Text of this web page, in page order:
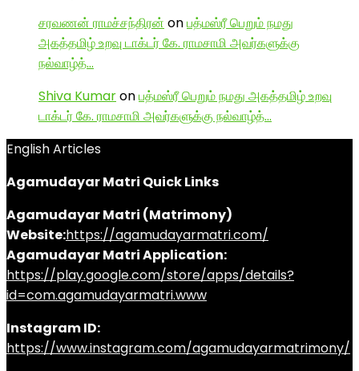
சரவணன் ராமச்சந்திரன் onபத்மஸ்ரீ பெறும் நமது
அகத்தமிழ் உறவு டாக்டர் கே. ராமசாமி அவர்களுக்கு
நல்வாழ்த்…
Shiva Kumaronபத்மஸ்ரீ பெறும் நமது அகத்தமிழ் உறவு
டாக்டர் கே. ராமசாமி அவர்களுக்கு நல்வாழ்த்…
English Articles
Agamudayar Matri Quick Links
Agamudayar Matri (Matrimony)
Website:https://agamudayarmatri.com/
Agamudayar Matri Application:
https://play.google.com/store/apps/details?
id=com.agamudayarmatri.www
Instagram ID:
https://www.instagram.com/agamudayarmatrimony/